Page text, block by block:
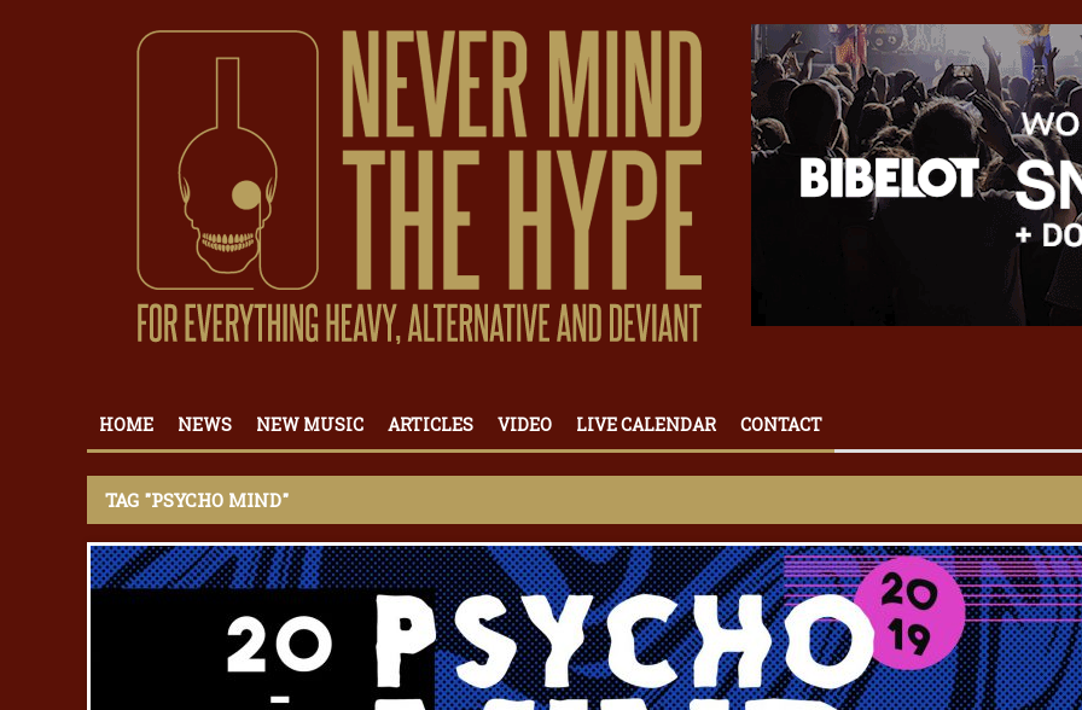
HOME NEWS NEW MUSIC ARTICLES VIDEO LIVE CALENDAR CONTACT
TAG "PSYCHO MIND"